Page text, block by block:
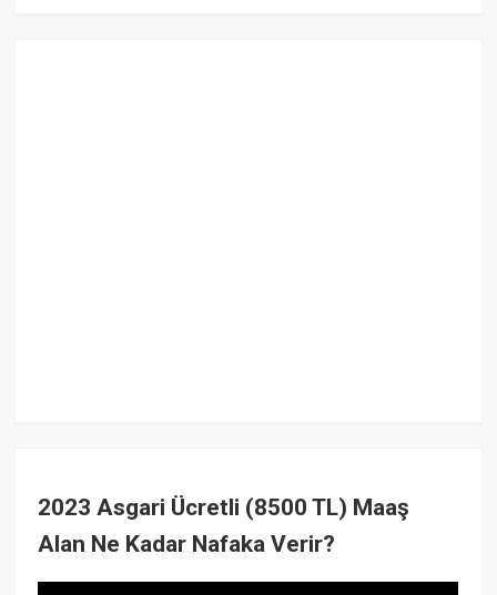
2023 Asgari Ücretli (8500 TL) Maaş
Alan Ne Kadar Nafaka Verir?